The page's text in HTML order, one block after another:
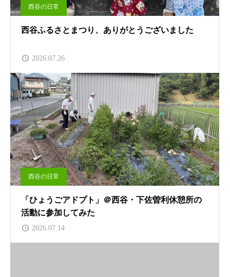
西谷の日常
西谷ふるさとまつり、ありがとうございました
2026.07.26
西谷の日常
「ひょうごアドプト」＠西谷・下佐曽利休憩所の
活動に参加してみた
2026.07.14